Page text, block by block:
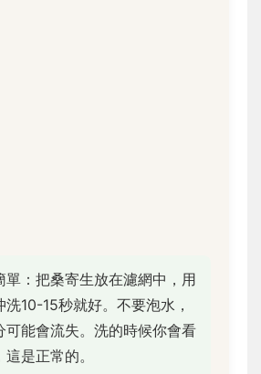
單：把桑寄生放在濾網中，用
10-15秒就好。不要泡水，
可能會流失。洗的時候你會看
是正常的。